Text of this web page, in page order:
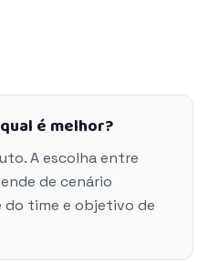
é melhor?
A escolha entre
de cenário
do time e objetivo de